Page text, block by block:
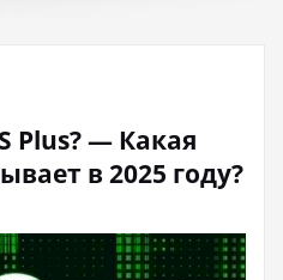
Plus? — Какая
в 2025 году?